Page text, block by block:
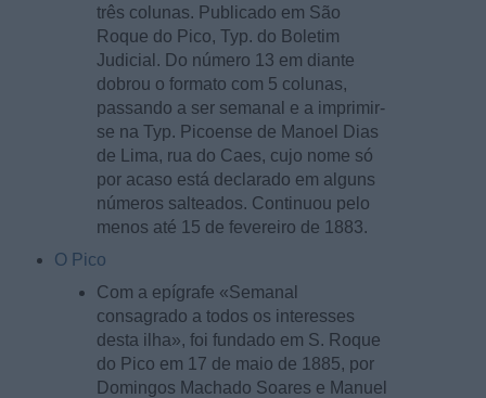
três colunas. Publicado em São
Roque do Pico, Typ. do Boletim
Judicial. Do número 13 em diante
dobrou o formato com 5 colunas,
passando a ser semanal e a imprimir-
se na Typ. Picoense de Manoel Dias
de Lima, rua do Caes, cujo nome só
por acaso está declarado em alguns
números salteados. Continuou pelo
menos até 15 de fevereiro de 1883.
O Pico
Com a epígrafe «Semanal
consagrado a todos os interesses
desta ilha», foi fundado em S. Roque
do Pico em 17 de maio de 1885, por
Domingos Machado Soares e Manuel